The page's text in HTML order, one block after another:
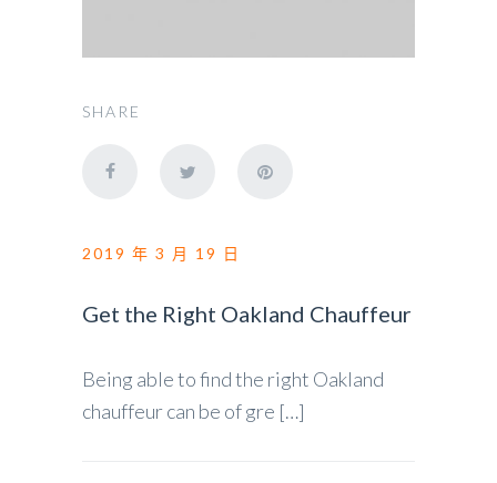
SHARE
2019 年 3 月 19 日
Get the Right Oakland Chauffeur
Being able to find the right Oakland
chauffeur can be of gre […]